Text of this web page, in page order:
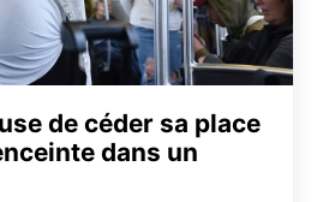
de céder sa place
dans un